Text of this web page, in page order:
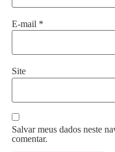
E-mail *
Site
Salvar meus dados neste
comentar.